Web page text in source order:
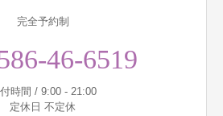
完全予約制
46-6519
時間 / 9:00 - 21:00
定休日 不定休